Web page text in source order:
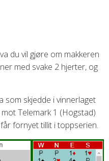
du vil gjøre om makkeren
med svake 2 hjerter, og
som skjedde i vinnerlaget
Telemark 1 (Hogstad)
fornyet tillit i toppserien.